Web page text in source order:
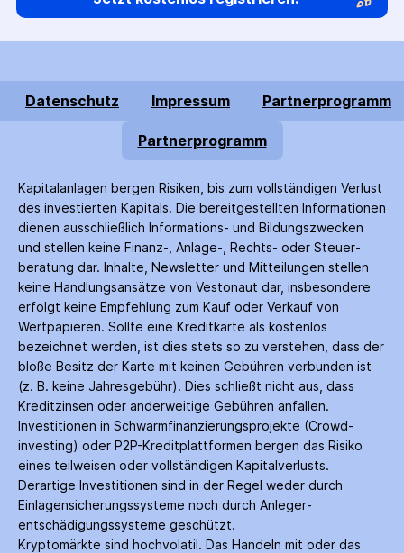
Datenschutz Impressum Partnerprogramm
Partnerprogramm
Kapitalanlagen bergen Risiken, bis zum voll­ständigen Verlust
des investierten Kapitals. Die bereitgestellten Informationen
dienen ausschließlich Informations- und Bildungs­zwecken
und stellen keine Finanz-, Anlage-, Rechts- oder Steuer­
beratung dar. Inhalte, Newsletter und Mitteilungen stellen
keine Handlungs­ansätze von Vestonaut dar, insbesondere
erfolgt keine Empfehlung zum Kauf oder Verkauf von
Wertpapieren. Sollte eine Kreditkarte als kostenlos
bezeichnet werden, ist dies stets so zu verstehen, dass der
bloße Besitz der Karte mit keinen Gebühren verbunden ist
(z. B. keine Jahres­gebühr). Dies schließt nicht aus, dass
Kredit­zinsen oder anderweitige Gebühren anfallen.
Investitionen in Schwarm­finanzierungs­projekte (Crowd­
investing) oder P2P-Kredit­plattformen bergen das Risiko
eines teilweisen oder vollständigen Kapitalverlusts.
Derartige Investitionen sind in der Regel weder durch
Einlagen­sicherungs­systeme noch durch Anleger­
entschädigungs­systeme geschützt.
Kryptomärkte sind hochvolatil. Das Handeln mit oder das